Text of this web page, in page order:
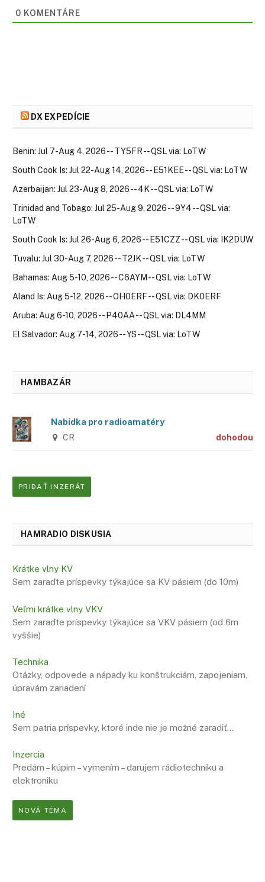
0 KOMENTÁRE
DX EXPEDÍCIE
Benin: Jul 7-Aug 4, 2026 -- TY5FR -- QSL via: LoTW
South Cook Is: Jul 22-Aug 14, 2026 -- E51KEE -- QSL via: LoTW
Azerbaijan: Jul 23-Aug 8, 2026 -- 4K -- QSL via: LoTW
Trinidad and Tobago: Jul 25-Aug 9, 2026 -- 9Y4 -- QSL via:
LoTW
South Cook Is: Jul 26-Aug 6, 2026 -- E51CZZ -- QSL via: IK2DUW
Tuvalu: Jul 30-Aug 7, 2026 -- T2JK -- QSL via: LoTW
Bahamas: Aug 5-10, 2026 -- C6AYM -- QSL via: LoTW
Aland Is: Aug 5-12, 2026 -- OH0ERF -- QSL via: DK0ERF
Aruba: Aug 6-10, 2026 -- P40AA -- QSL via: DL4MM
El Salvador: Aug 7-14, 2026 -- YS -- QSL via: LoTW
HAMBAZÁR
Nabídka pro radioamatéry
CR dohodou
PRIDAŤ INZERÁT
HAMRADIO DISKUSIA
Krátke vlny KV
Sem zaraďte príspevky týkajúce sa KV pásiem (do 10m)
Veľmi krátke vlny VKV
Sem zaraďte príspevky týkajúce sa VKV pásiem (od 6m
vyššie)
Technika
Otázky, odpovede a nápady ku konštrukciám, zapojeniam,
úpravám zariadení
Iné
Sem patria príspevky, ktoré inde nie je možné zaradiť…
Inzercia
Predám – kúpim – vymením – darujem rádiotechniku a
elektroniku
NOVÁ TÉMA